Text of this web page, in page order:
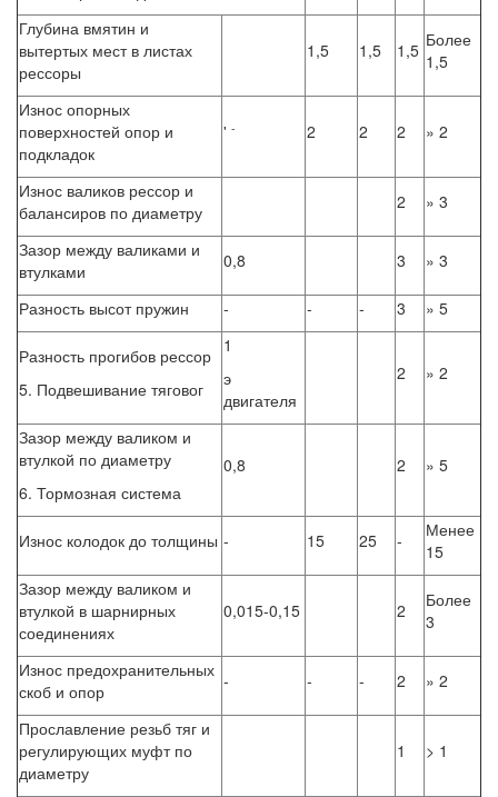
Глубина вмятин и
вытертых мест в листах
рессоры
1,5 1,5 1,5 Более
1,5
Износ опорных
поверхностей опор и
подкладок
' - 2 2 2 » 2
Износ валиков рессор и
балансиров по диаметру
2 » 3
Зазор между валиками и
втулками
0,8 3 » 3
Разность высот пружин - - - 3 » 5
Разность прогибов рессор
5. Подвешивание тяговог
1
э
двигателя
2 » 2
Зазор между валиком и
втулкой по диаметру
6. Тормозная система
0,8 2 » 5
Износ колодок до толщины - 15 25 -
Менее
15
Зазор между валиком и
втулкой в шарнирных
соединениях
0,015-0,15 2
Более
3
Износ предохранительных
скоб и опор
- - - 2 » 2
Прославление резьб тяг и
регулирующих муфт по
диаметру
1 > 1